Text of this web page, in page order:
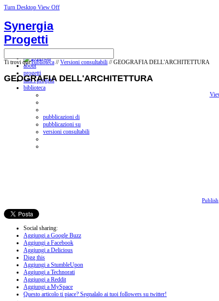
Turn Desktop View Off
Synergia
Progetti
about
progetti
tutti i progetti
biblioteca
pubblicazioni di
pubblicazioni su
versioni consultabili
Ti trovi qui:Biblioteca //Versioni consultabili // GEOGRAFIA DELL'ARCHITETTURA
GEOGRAFIA DELL'ARCHITETTURA
Publish
Social sharing:
Aggiungi a Google Buzz
Aggiungi a Facebook
Aggiungi a Delicious
Digg this
Aggiungi a StumbleUpon
Aggiungi a Technorati
Aggiungi a Reddit
Aggiungi a MySpace
Questo articolo ti piace? Segnalalo ai tuoi followers su twitter!